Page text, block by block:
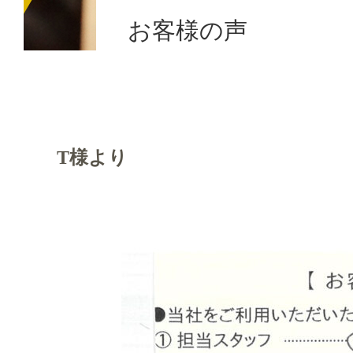
お客様の声
T様より